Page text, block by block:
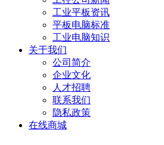
工业平板资讯
平板电脑标准
工业电脑知识
关于我们
公司简介
企业文化
人才招聘
联系我们
隐私政策
在线商城